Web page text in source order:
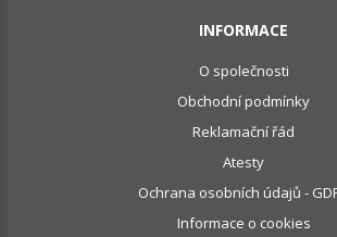
INFORMACE
O společnosti
Obchodní podmínky
Reklamační řád
Atesty
Ochrana osobních údajů -
Informace o cookies